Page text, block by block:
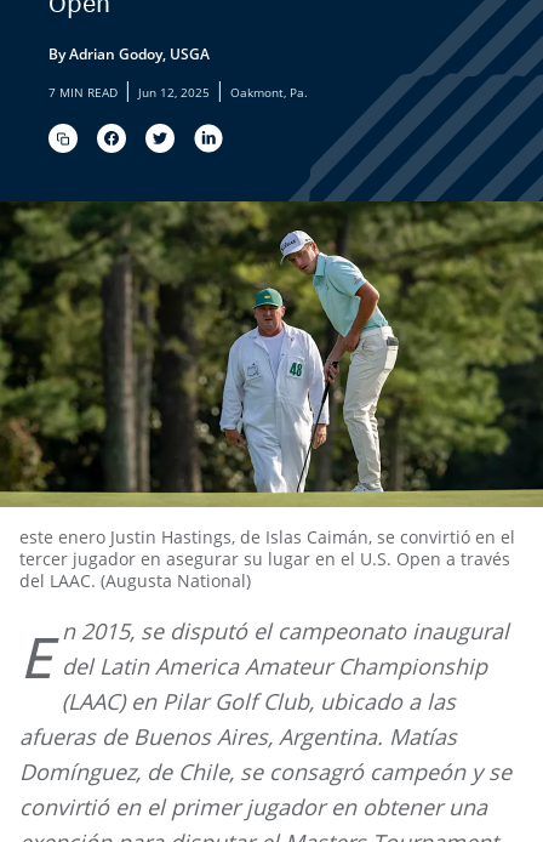
By Adrian Godoy, USGA
7 MIN READ | Jun 12, 2025 | Oakmont, Pa.
este enero Justin Hastings, de Islas Caimán, se convirtió en el
tercer jugador en asegurar su lugar en el U.S. Open a través
del LAAC. (Augusta National)
E n 2015, se disputó el campeonato inaugural
del Latin America Amateur Championship
(LAAC) en Pilar Golf Club, ubicado a las
afueras de Buenos Aires, Argentina. Matías
Domínguez, de Chile, se consagró campeón y se
convirtió en el primer jugador en obtener una